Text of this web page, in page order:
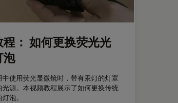
程： 如何更换荧光光
泡
中使用荧光显微镜时，带有汞灯的灯罩
光源。本视频教程展示了如何更换传统
泡。